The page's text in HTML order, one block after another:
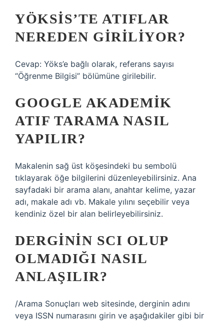
YÖKSIS’TE ATIFLAR
NEREDEN GIRILIYOR?
Cevap: Yöks’e bağlı olarak, referans sayısı
“Öğrenme Bilgisi” bölümüne girilebilir.
GOOGLE AKADEMIK
ATIF TARAMA NASIL
YAPILIR?
Makalenin sağ üst köşesindeki bu sembolü
tıklayarak öğe bilgilerini düzenleyebilirsiniz. Ana
sayfadaki bir arama alanı, anahtar kelime, yazar
adı, makale adı vb. Makale yılını seçebilir veya
kendiniz özel bir alan belirleyebilirsiniz.
DERGININ SCI OLUP
OLMADIĞI NASIL
ANLAŞILIR?
/Arama Sonuçları web sitesinde, derginin adını
veya ISSN numarasını girin ve aşağıdakiler gibi bir